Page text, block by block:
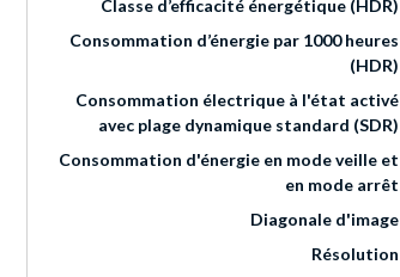
Classe d’efficacité énergétique (HDR)
Consommation d’énergie par 1000 heures
(HDR)
Consommation électrique à l'état activé
avec plage dynamique standard (SDR)
Consommation d'énergie en mode veille et
en mode arrêt
Diagonale d'image
Résolution